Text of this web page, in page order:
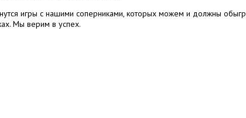
игры с нашими соперниками, которых можем и должны
Мы верим в успех.